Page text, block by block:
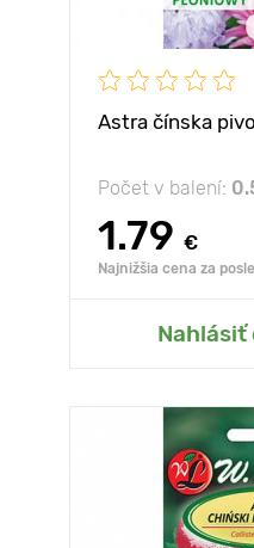
Astra čínska
Počet v balení:
1.79 €
Najnižšia cena za